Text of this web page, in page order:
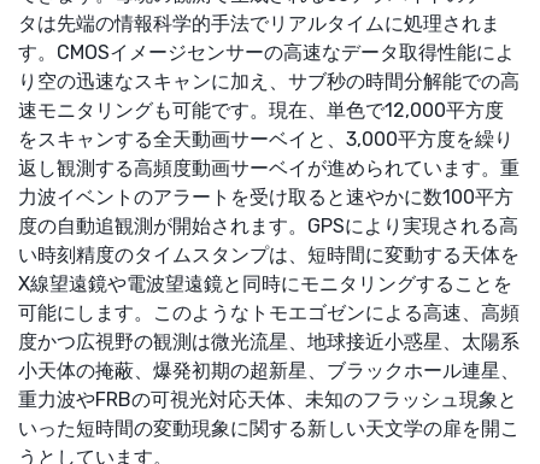
タは先端の情報科学的手法でリアルタイムに処理されま
す。CMOSイメージセンサーの高速なデータ取得性能によ
り空の迅速なスキャンに加え、サブ秒の時間分解能での高
速モニタリングも可能です。現在、単色で12,000平方度
をスキャンする全天動画サーベイと、3,000平方度を繰り
返し観測する高頻度動画サーベイが進められています。重
力波イベントのアラートを受け取ると速やかに数100平方
度の自動追観測が開始されます。GPSにより実現される高
い時刻精度のタイムスタンプは、短時間に変動する天体を
X線望遠鏡や電波望遠鏡と同時にモニタリングすることを
可能にします。このようなトモエゴゼンによる高速、高頻
度かつ広視野の観測は微光流星、地球接近小惑星、太陽系
小天体の掩蔽、爆発初期の超新星、ブラックホール連星、
重力波やFRBの可視光対応天体、未知のフラッシュ現象と
いった短時間の変動現象に関する新しい天文学の扉を開こ
うとしています。